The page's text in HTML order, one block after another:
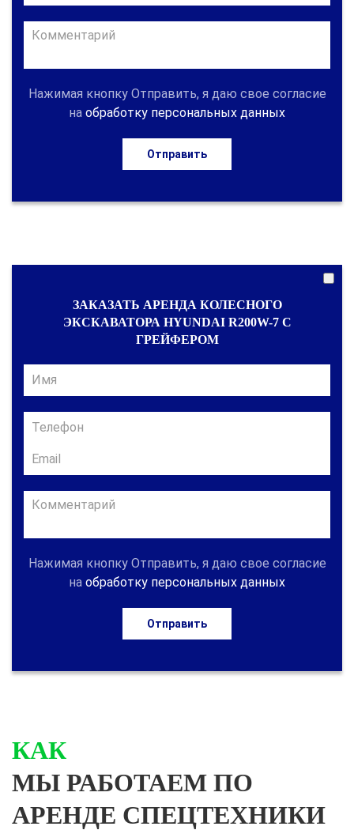
Нажимая кнопку Отправить, я даю свое согласие
на обработку персональных данных
Отправить
ЗАКАЗАТЬ АРЕНДА КОЛЕСНОГО
ЭКСКАВАТОРА HYUNDAI R200W-7 С
ГРЕЙФЕРОМ
Нажимая кнопку Отправить, я даю свое согласие
на обработку персональных данных
Отправить
КАК
МЫ РАБОТАЕМ ПО
АРЕНДЕ СПЕЦТЕХНИКИ